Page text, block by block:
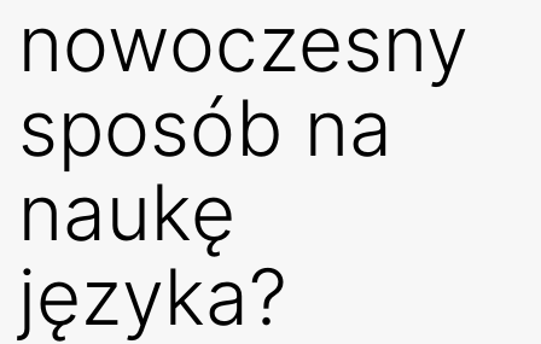
nowoczesny
sposób na
naukę
języka?